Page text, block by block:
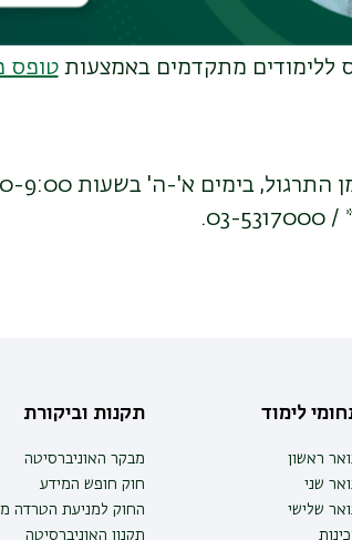
תלמידים באמצעות טופס פנייה
ללימודים מתקדמים באמצעותטופס
בימים א'-ה' בשעות 17:00-9:00
לימוד
ראשון
שני
שלישי
תקנות וביקורת
מבקר האוניברסיטה
חוק חופש המידע
החוק למניעת הטרדה
תקנון האוניברסיטה